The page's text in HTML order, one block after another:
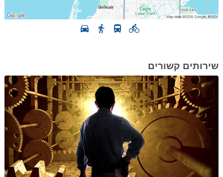
שירותים קשורים